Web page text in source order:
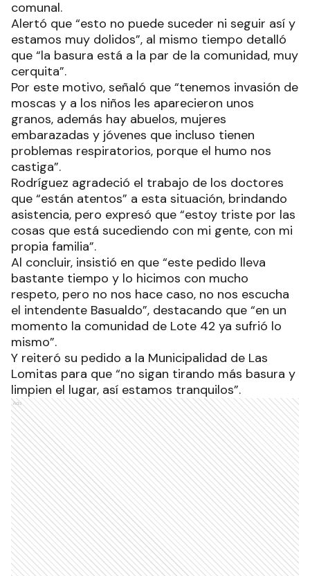
comunal.
Alertó que “esto no puede suceder ni seguir así y
estamos muy dolidos”, al mismo tiempo detalló
que “la basura está a la par de la comunidad, muy
cerquita”.
Por este motivo, señaló que “tenemos invasión de
moscas y a los niños les aparecieron unos
granos, además hay abuelos, mujeres
embarazadas y jóvenes que incluso tienen
problemas respiratorios, porque el humo nos
castiga”.
Rodríguez agradeció el trabajo de los doctores
que “están atentos” a esta situación, brindando
asistencia, pero expresó que “estoy triste por las
cosas que está sucediendo con mi gente, con mi
propia familia”.
Al concluir, insistió en que “este pedido lleva
bastante tiempo y lo hicimos con mucho
respeto, pero no nos hace caso, no nos escucha
el intendente Basualdo”, destacando que “en un
momento la comunidad de Lote 42 ya sufrió lo
mismo”.
Y reiteró su pedido a la Municipalidad de Las
Lomitas para que “no sigan tirando más basura y
limpien el lugar, así estamos tranquilos”.
Ads